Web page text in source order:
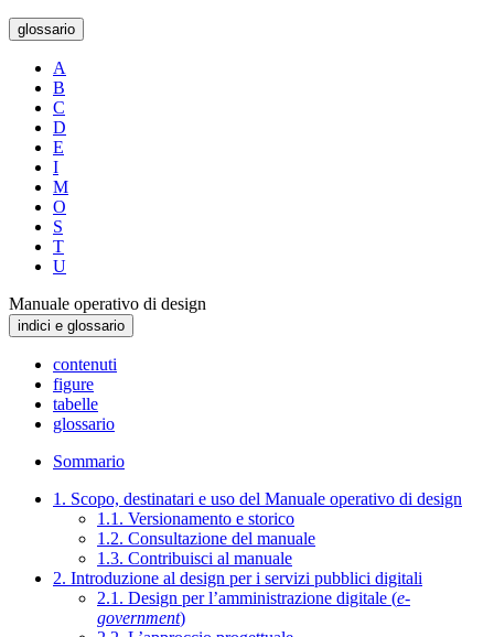
glossario
A
B
C
D
E
I
M
O
S
T
U
Manuale operativo di design
indici e glossario
contenuti
figure
tabelle
glossario
Sommario
1. Scopo, destinatari e uso del Manuale operativo di design
1.1. Versionamento e storico
1.2. Consultazione del manuale
1.3. Contribuisci al manuale
2. Introduzione al design per i servizi pubblici digitali
2.1. Design per l’amministrazione digitale (e-
government)